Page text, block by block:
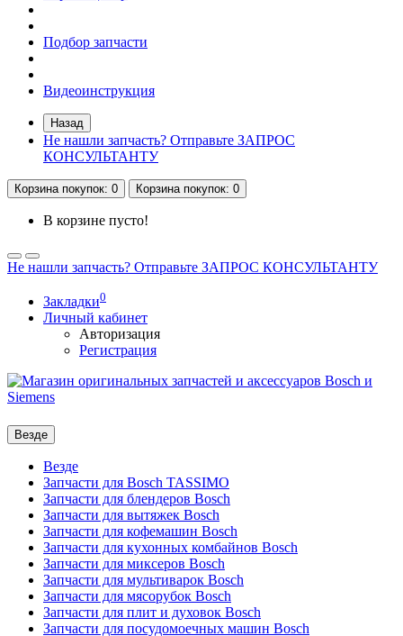
Подбор запчасти
Видеоинструкция
Назад
Не нашли запчасть? Отправьте ЗАПРОС
КОНСУЛЬТАНТУ
Корзинапокупок: 0 Корзинапокупок: 0
В корзине пусто!
Не нашли запчасть? Отправьте ЗАПРОС КОНСУЛЬТАНТУ
Закладки0
Личный кабинет
Авторизация
Регистрация
Везде
Везде
Запчасти для Bosch TASSIMO
Запчасти для блендеров Bosch
Запчасти для вытяжек Bosch
Запчасти для кофемашин Bosch
Запчасти для кухонных комбайнов Bosch
Запчасти для миксеров Bosch
Запчасти для мультиварок Bosch
Запчасти для мясорубок Bosch
Запчасти для плит и духовок Bosch
Запчасти для посудомоечных машин Bosch